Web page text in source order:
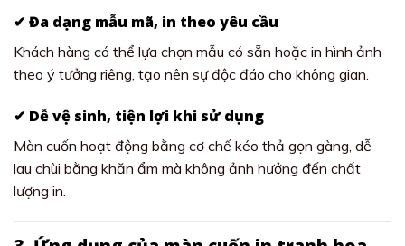
✔ Đa dạng mẫu mã, in theo yêu cầu
Khách hàng có thể lựa chọn mẫu có sẵn hoặc in hình ảnh
theo ý tưởng riêng, tạo nên sự độc đáo cho không gian.
✔ Dễ vệ sinh, tiện lợi khi sử dụng
Màn cuốn hoạt động bằng cơ chế kéo thả gọn gàng, dễ
lau chùi bằng khăn ẩm mà không ảnh hưởng đến chất
lượng in.